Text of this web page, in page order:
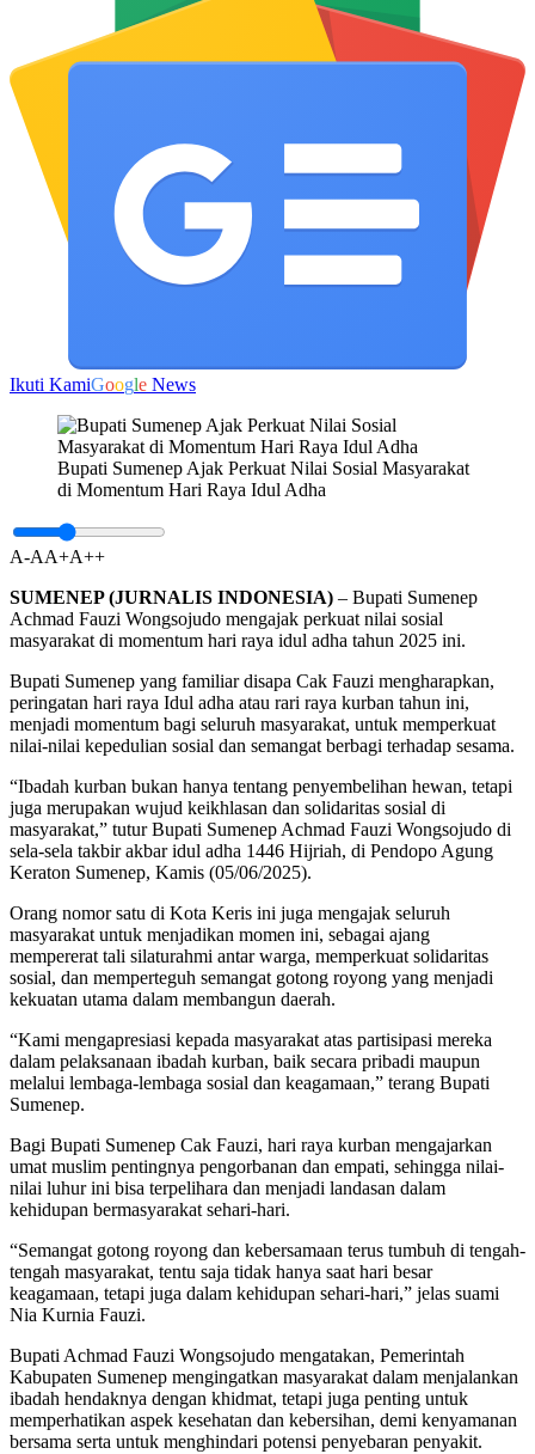
Ikuti KamiGoogle News
Bupati Sumenep Ajak Perkuat Nilai Sosial Masyarakat
di Momentum Hari Raya Idul Adha
A-AA+A++
SUMENEP (JURNALIS INDONESIA) – Bupati Sumenep
Achmad Fauzi Wongsojudo mengajak perkuat nilai sosial
masyarakat di momentum hari raya idul adha tahun 2025 ini.
Bupati Sumenep yang familiar disapa Cak Fauzi mengharapkan,
peringatan hari raya Idul adha atau rari raya kurban tahun ini,
menjadi momentum bagi seluruh masyarakat, untuk memperkuat
nilai-nilai kepedulian sosial dan semangat berbagi terhadap sesama.
“Ibadah kurban bukan hanya tentang penyembelihan hewan, tetapi
juga merupakan wujud keikhlasan dan solidaritas sosial di
masyarakat,” tutur Bupati Sumenep Achmad Fauzi Wongsojudo di
sela-sela takbir akbar idul adha 1446 Hijriah, di Pendopo Agung
Keraton Sumenep, Kamis (05/06/2025).
Orang nomor satu di Kota Keris ini juga mengajak seluruh
masyarakat untuk menjadikan momen ini, sebagai ajang
mempererat tali silaturahmi antar warga, memperkuat solidaritas
sosial, dan memperteguh semangat gotong royong yang menjadi
kekuatan utama dalam membangun daerah.
“Kami mengapresiasi kepada masyarakat atas partisipasi mereka
dalam pelaksanaan ibadah kurban, baik secara pribadi maupun
melalui lembaga-lembaga sosial dan keagamaan,” terang Bupati
Sumenep.
Bagi Bupati Sumenep Cak Fauzi, hari raya kurban mengajarkan
umat muslim pentingnya pengorbanan dan empati, sehingga nilai-
nilai luhur ini bisa terpelihara dan menjadi landasan dalam
kehidupan bermasyarakat sehari-hari.
“Semangat gotong royong dan kebersamaan terus tumbuh di tengah-
tengah masyarakat, tentu saja tidak hanya saat hari besar
keagamaan, tetapi juga dalam kehidupan sehari-hari,” jelas suami
Nia Kurnia Fauzi.
Bupati Achmad Fauzi Wongsojudo mengatakan, Pemerintah
Kabupaten Sumenep mengingatkan masyarakat dalam menjalankan
ibadah hendaknya dengan khidmat, tetapi juga penting untuk
memperhatikan aspek kesehatan dan kebersihan, demi kenyamanan
bersama serta untuk menghindari potensi penyebaran penyakit.